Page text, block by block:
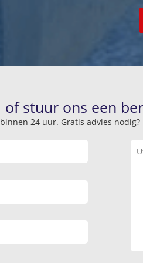
of stuur ons een
binnen 24 uur. Gratis advies